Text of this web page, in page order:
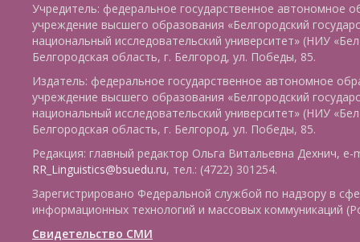
Учредитель: федеральное государственное автономное
учреждение высшего образования «Белгородский
национальный исследовательский университет» (НИУ
Белгородская область, г. Белгород, ул. Победы, 85.
Издатель: федеральное государственное автономное
учреждение высшего образования «Белгородский
национальный исследовательский университет» (НИУ
Белгородская область, г. Белгород, ул. Победы, 85.
Редакция: главный редактор Ольга Витальевна Дехнич, e-
RR_Linguistics@bsuedu.ru, тел.: (4722) 301254.
Зарегистрировано Федеральной службой по надзору в
информационных технологий и массовых коммуникаций
Свидетельство СМИ